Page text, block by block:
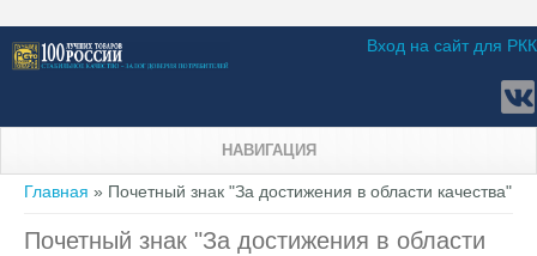
Вход на сайт для РКК
НАВИГАЦИЯ
Вы здесь
Главная » Почетный знак "За достижения в области качества"
Почетный знак "За достижения в области